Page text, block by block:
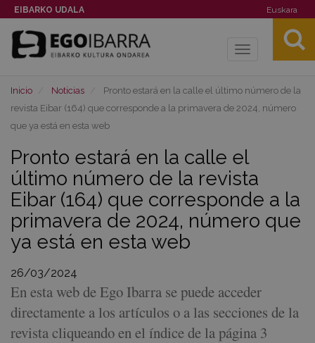
EIBARKO UDALA Euskara
Toggle
Inicio Noticias
Pronto estará en la calle el último número de la
revista Eibar (164) que corresponde a la primavera de 2024, número
que ya está en esta web
Pronto estará en la calle el
último número de la revista
Eibar (164) que corresponde a la
primavera de 2024, número que
ya está en esta web
26/03/2024
En esta web de Ego Ibarra se puede acceder
directamente a los artículos o a las secciones de la
revista cliqueando en el índice de la página 3